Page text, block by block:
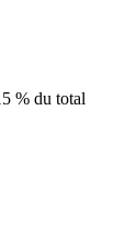
% du total